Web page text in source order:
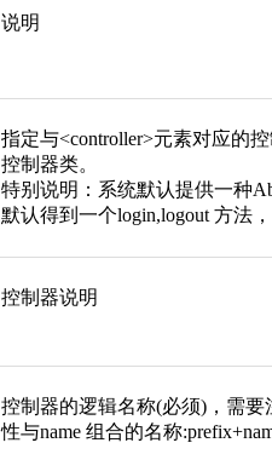
说明
指定与<controller>元素对应的
控制器类。
特别说明：系统默认提供一种
默认得到一个login,logout 方法
控制器说明
控制器的逻辑名称(必须)，需要
性与name 组合的名称